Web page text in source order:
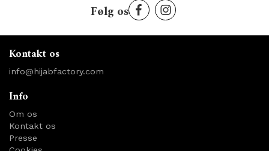
Følg os
Kontakt os
info@hijabfactory.com
Info
Om os
Kontakt os
Presse